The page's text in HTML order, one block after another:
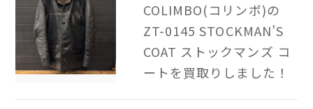
COLIMBO(コリンボ)の
ZT-0145 STOCKMAN’S
COAT ストックマンズ コ
ートを買取りしました！